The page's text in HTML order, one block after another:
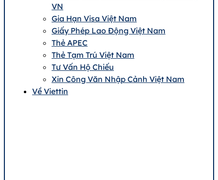
VN
Gia Hạn Visa Việt Nam
Giấy Phép Lao Động Việt Nam
Thẻ APEC
Thẻ Tạm Trú Việt Nam
Tư Vấn Hộ Chiếu
Xin Công Văn Nhập Cảnh Việt Nam
Về Viettin